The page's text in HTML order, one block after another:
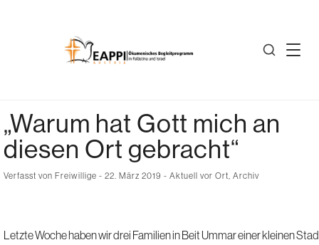
„Warum hat Gott mich an
diesen Ort gebracht“
Verfasst von Freiwillige - 22. März 2019 - Aktuell vor Ort, Archiv
Letzte Woche haben wir drei Familien in Beit Ummar einer kleinen